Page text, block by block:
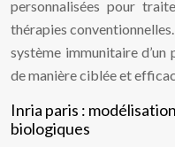
personnalisées pour
thérapies
système immunitaire
de manière ciblée et
Inria paris :
biologiques